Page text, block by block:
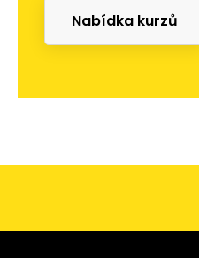
Nabídka kurzů